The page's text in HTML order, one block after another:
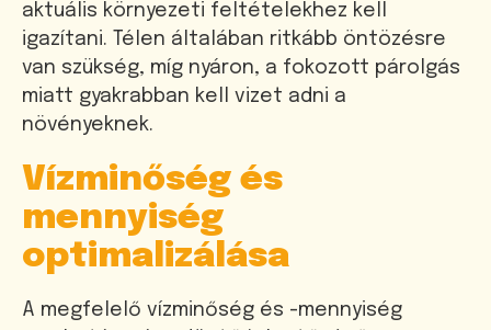
aktuális környezeti feltételekhez kell
igazítani. Télen általában ritkább öntözésre
van szükség, míg nyáron, a fokozott párolgás
miatt gyakrabban kell vizet adni a
növényeknek.
Vízminőség és
mennyiség
optimalizálása
A megfelelő vízminőség és -mennyiség